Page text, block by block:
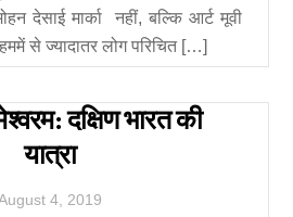
देसाई मार्का नहीं, बल्कि आर्ट मूवी
से ज्यादातर लोग परिचित […]
दक्षिण भारत की
यात्रा
4 2019